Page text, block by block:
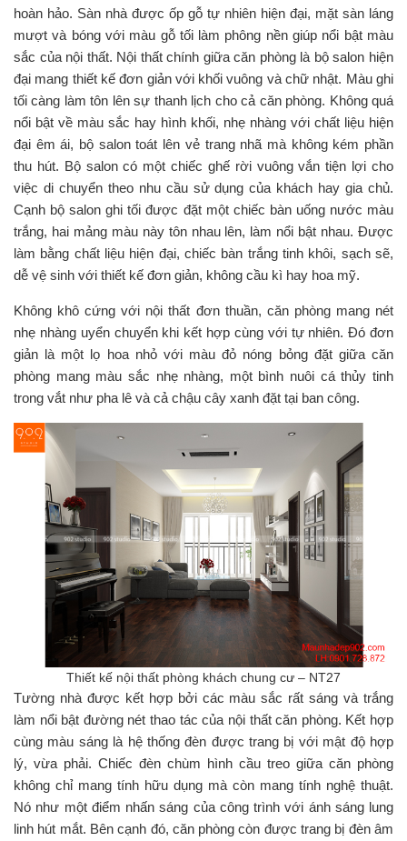
hoàn hảo. Sàn nhà được ốp gỗ tự nhiên hiện đại, mặt sàn láng
mượt và bóng với màu gỗ tối làm phông nền giúp nổi bật màu
sắc của nội thất. Nội thất chính giữa căn phòng là bộ salon hiện
đại mang thiết kế đơn giản với khối vuông và chữ nhật. Màu ghi
tối càng làm tôn lên sự thanh lịch cho cả căn phòng. Không quá
nổi bật về màu sắc hay hình khối, nhẹ nhàng với chất liệu hiện
đại êm ái, bộ salon toát lên vẻ trang nhã mà không kém phần
thu hút. Bộ salon có một chiếc ghế rời vuông vắn tiện lợi cho
việc di chuyển theo nhu cầu sử dụng của khách hay gia chủ.
Cạnh bộ salon ghi tối được đặt một chiếc bàn uống nước màu
trắng, hai mảng màu này tôn nhau lên, làm nổi bật nhau. Được
làm bằng chất liệu hiện đại, chiếc bàn trắng tinh khôi, sạch sẽ,
dễ vệ sinh với thiết kế đơn giản, không cầu kì hay hoa mỹ.
Không khô cứng với nội thất đơn thuần, căn phòng mang nét
nhẹ nhàng uyển chuyển khi kết hợp cùng với tự nhiên. Đó đơn
giản là một lọ hoa nhỏ với màu đỏ nóng bỏng đặt giữa căn
phòng mang màu sắc nhẹ nhàng, một bình nuôi cá thủy tinh
trong vắt như pha lê và cả chậu cây xanh đặt tại ban công.
Thiết kế nội thất phòng khách chung cư – NT27
Tường nhà được kết hợp bởi các màu sắc rất sáng và trắng
làm nổi bật đường nét thao tác của nội thất căn phòng. Kết hợp
cùng màu sáng là hệ thống đèn được trang bị với mật độ hợp
lý, vừa phải. Chiếc đèn chùm hình cầu treo giữa căn phòng
không chỉ mang tính hữu dụng mà còn mang tính nghệ thuật.
Nó như một điểm nhấn sáng của công trình với ánh sáng lung
linh hút mắt. Bên cạnh đó, căn phòng còn được trang bị đèn âm